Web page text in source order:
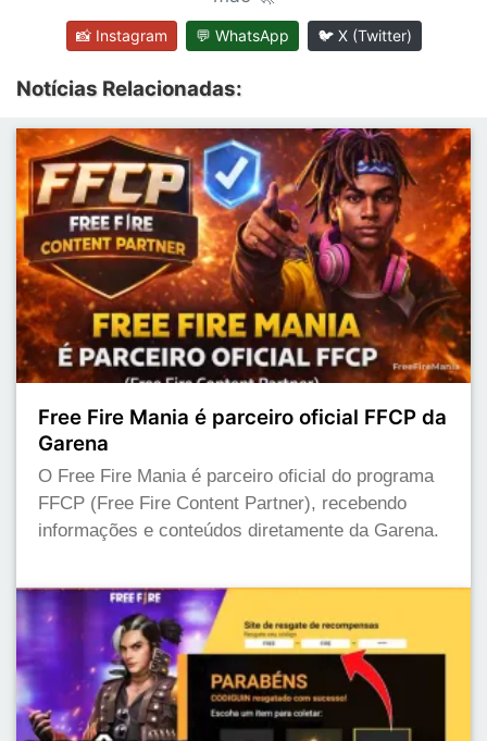
📸 Instagram 💬 WhatsApp 🐦 X (Twitter)
Notícias Relacionadas:
Free Fire Mania é parceiro oficial FFCP da
Garena
O Free Fire Mania é parceiro oficial do programa
FFCP (Free Fire Content Partner), recebendo
informações e conteúdos diretamente da Garena.